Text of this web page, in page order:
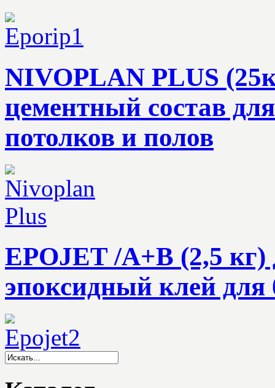
NIVOPLAN PLUS
цементный состав
потолков и полов
EPOJET /A+В (2,5
эпоксидный клей для